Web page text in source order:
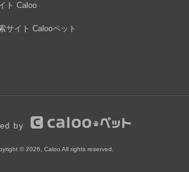
ト Caloo
サイト Calooペット
by
© 2026, Caloo All rights reserved.